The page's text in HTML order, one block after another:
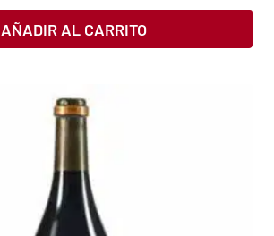
AÑADIR AL CARRITO